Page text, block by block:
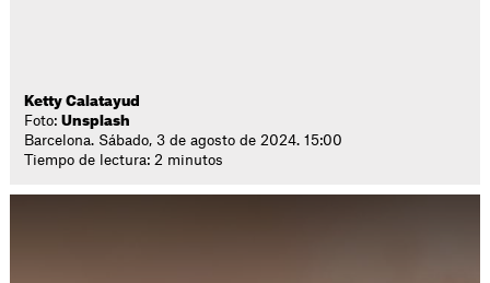
Ketty Calatayud
Foto:Unsplash
Barcelona. Sábado, 3 de agosto de 2024. 15:00
Tiempo de lectura: 2 minutos